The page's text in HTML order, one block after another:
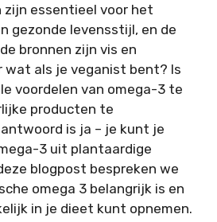
zijn essentieel voor het
gezonde levensstijl, en de
bronnen zijn vis en
wat als je veganist bent? Is
voordelen van omega-3 te
producten te
is ja – je kunt je
3 uit plantaardige
blogpost bespreken we
omega 3 belangrijk is en
in je dieet kunt opnemen.